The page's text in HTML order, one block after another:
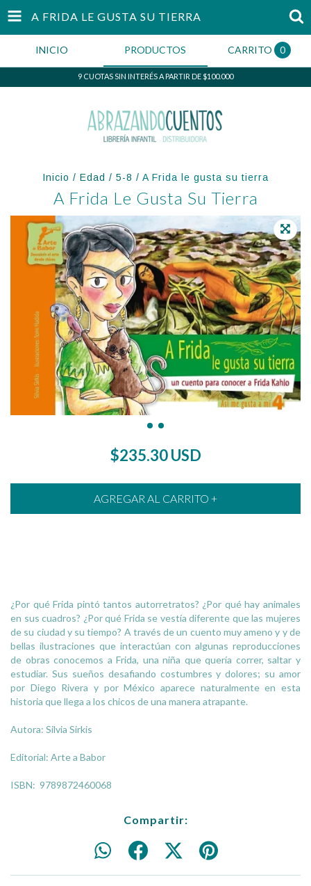
A FRIDA LE GUSTA SU TIERRA
INICIO PRODUCTOS CARRITO 0
9 CUOTAS SIN INTERÉS A PARTIR DE $100.000
Inicio / Edad / 5-8 / A Frida le gusta su tierra
A Frida Le Gusta Su Tierra
$235.30 USD
¿Por qué Frida pintó tantos autorretratos? ¿Por qué hay animales
en sus cuadros? ¿Por qué Frida se vestía diferente que las mujeres
de su ciudad y su tiempo? A través de un cuento muy ameno y y de
bellas ilustraciones que interactúan con algunas reproducciones
de obras conocemos a Frida, una niña que quería correr, saltar y
estudiar. Sus sueños desafiando costumbres y dolores; su amor
por Diego Rivera y por México aparece naturalmente en esta
historia que llega a los chicos de una manera atrapante.
Autora: Silvia Sirkis
Editorial: Arte a Babor
ISBN: 9789872460068
Compartir: